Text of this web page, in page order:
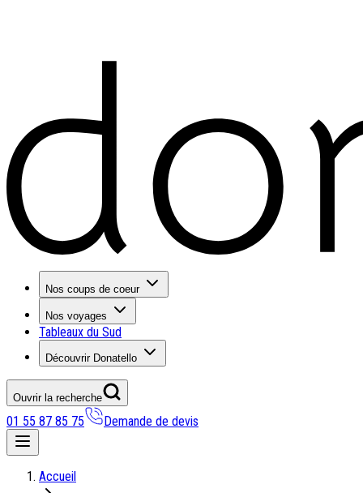
Nos coups de coeur
Nos voyages
Tableaux du Sud
Découvrir Donatello
Ouvrir la recherche
01 55 87 85 75 Demande de devis
Nos coups de coeur
Accueil